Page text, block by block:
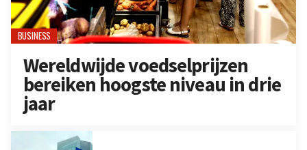
BUSINESS
Wereldwijde voedselprijzen
bereiken hoogste niveau in drie
jaar